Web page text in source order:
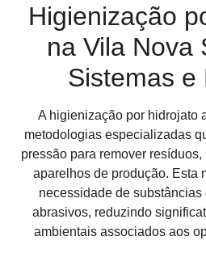
Higienização
na Vila Nova
Sistemas e
A higienização por hidrojato
metodologias especializadas
pressão para remover
aparelhos de produção. Esta
necessidade de
abrasivos, reduzindo
ambientais associados aos